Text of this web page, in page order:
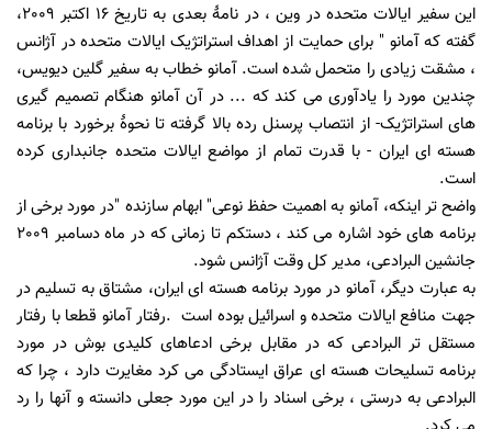
این سفیر ایالات متحده در وین ، در نامۀ بعدی به تاریخ 16 اکتبر 2009،
گفته که آمانو " برای حمایت از اهداف استراتژیک ایالات متحده در آژانس
، مشقت زیادی را متحمل شده است. آمانو خطاب به سفیر گلین دیویس،
چندین مورد را یادآوری می کند که ... در آن آمانو هنگام تصمیم گیری
های استراتژیک- از انتصاب پرسنل رده بالا گرفته تا نحوۀ برخورد با برنامه
هسته ای ایران - با قدرت تمام از مواضع ایالات متحده جانبداری کرده
است.
واضح تر اینکه، آمانو به اهمیت حفظ نوعی" ابهام سازنده "در مورد برخی از
برنامه های خود اشاره می کند ، دستکم تا زمانی که در ماه دسامبر 2009
جانشین البرادعی، مدیر کل وقت آژانس شود.
به عبارت دیگر، آمانو در مورد برنامه هسته ای ایران، مشتاق به تسلیم در
جهت منافع ایالات متحده و اسرائیل بوده است .رفتار آمانو قطعا با رفتار
مستقل تر البرادعی که در مقابل برخی ادعاهای کلیدی بوش در مورد
برنامه تسلیحات هسته ای عراق ایستادگی می کرد مغایرت دارد ، چرا که
البرادعی به درستی ، برخی اسناد را در این مورد جعلی دانسته و آنها را رد